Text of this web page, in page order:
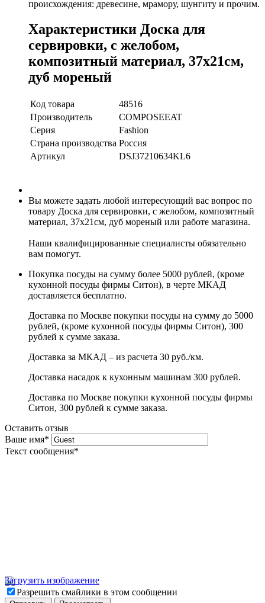
происхождения: древесине, мрамору, шунгиту и прочим.
Характеристики Доска для
сервировки, с желобом,
композитный материал, 37х21см,
дуб мореный
Код товара
48516
Производитель
COMPOSEEAT
Серия
Fashion
Страна производства Россия
Артикул
DSJ37210634KL6
Вы можете задать любой интересующий вас вопрос по
товару Доска для сервировки, с желобом, композитный
материал, 37х21см, дуб мореный или работе магазина.
Наши квалифицированные специалисты обязательно
вам помогут.
Покупка посуды на сумму более 5000 рублей, (кроме
кухонной посуды фирмы Ситон), в черте МКАД
доставляется бесплатно.
Доставка по Москве покупки посуды на сумму до 5000
рублей, (кроме кухонной посуды фирмы Ситон), 300
рублей к сумме заказа.
Доставка за МКАД – из расчета 30 руб./км.
Доставка насадок к кухонным машинам 300 рублей.
Доставка по Москве покупки кухонной посуды фирмы
Ситон, 300 рублей к сумме заказа.
Оставить отзыв
Ваше имя*
Текст сообщения*
Загрузить изображение
Разрешить смайлики в этом сообщении